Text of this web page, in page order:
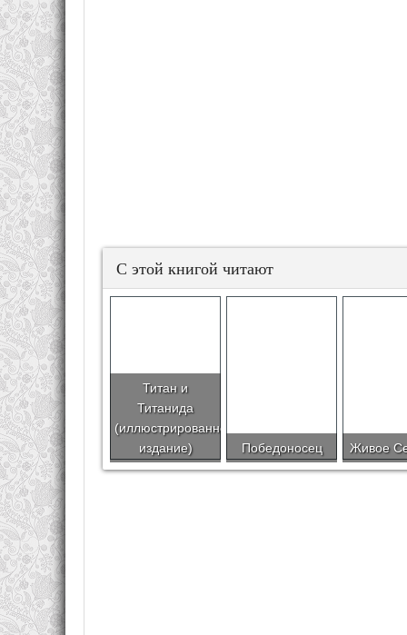
С этой книгой читают
Титан и
Титанида
(иллюстрированное
издание)
Победоносец Живое